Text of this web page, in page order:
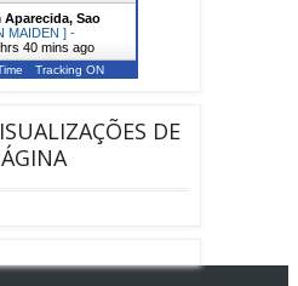
Aparecida, Sao
MAIDEN ] -
40 mins ago
Tracking ON
DE